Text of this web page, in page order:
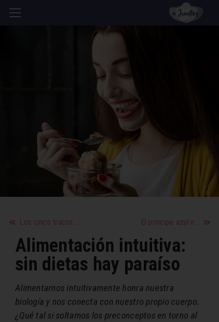
Los cinco trucos que te permitirán conseguir fotos profesionales con su celular El principe azul no existe, tenemos que buscar hombres reales
Alimentación intuitiva:
sin dietas hay paraíso
Alimentarnos intuitivamente honra nuestra
biología y nos conecta con nuestro propio cuerpo.
¿Qué tal si soltamos los preconceptos en torno al